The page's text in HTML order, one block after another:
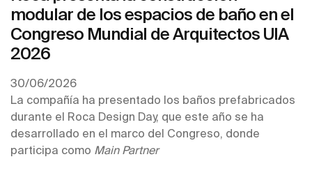
modular de los espacios de baño en el
Congreso Mundial de Arquitectos UIA
2026
30/06/2026
La compañía ha presentado los baños prefabricados
durante el Roca Design Day, que este año se ha
desarrollado en el marco del Congreso, donde
participa como Main Partner